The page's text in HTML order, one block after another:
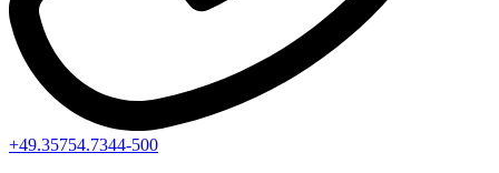
+49.35754.7344-500